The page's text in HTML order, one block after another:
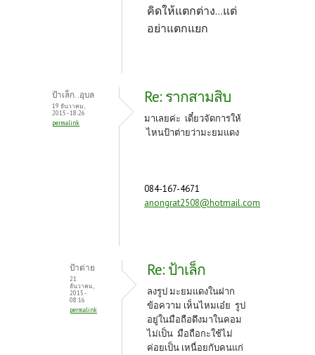
คิดให้แตกต่าง...แต่
อย่าแตกแยก
ป้าเล็ก..อุบล
19 ธันวาคม,
2015 - 18:26
permalink
Re: รากสามสิบ
มาเลยค่ะ เดี๋ยวจัดการให้
ไหนป้าต่ายว่ามะยมแดง
084-167-4671
anongrat2508@hotmail.com
ป้าต่าย
21
ธันวาคม,
2015 -
08:16
permalink
Re: ป้าเล็ก
ลงรูป มะยมแดงในฝาก
ข้อความ เห็นไหมเอ๋ย รูป
อยู่ในมือถือดึงมาในคอม
ไม่เป็น มือถือกะใช้ไม่
ค่อยเป็น เหนื่อยกับคนแก่